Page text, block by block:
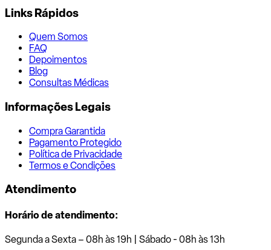
Links Rápidos
Quem Somos
FAQ
Depoimentos
Blog
Consultas Médicas
Informações Legais
Compra Garantida
Pagamento Protegido
Política de Privacidade
Termos e Condições
Atendimento
Horário de atendimento:
Segunda a Sexta – 08h às 19h | Sábado - 08h às 13h